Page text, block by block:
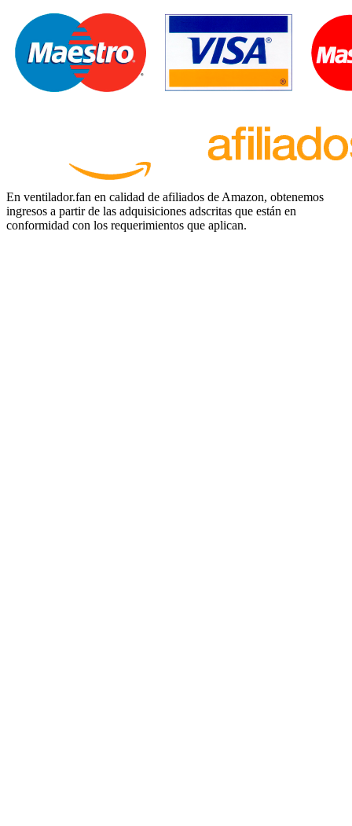
En ventilador.fan en calidad de afiliados de Amazon, obtenemos
ingresos a partir de las adquisiciones adscritas que están en
conformidad con los requerimientos que aplican.